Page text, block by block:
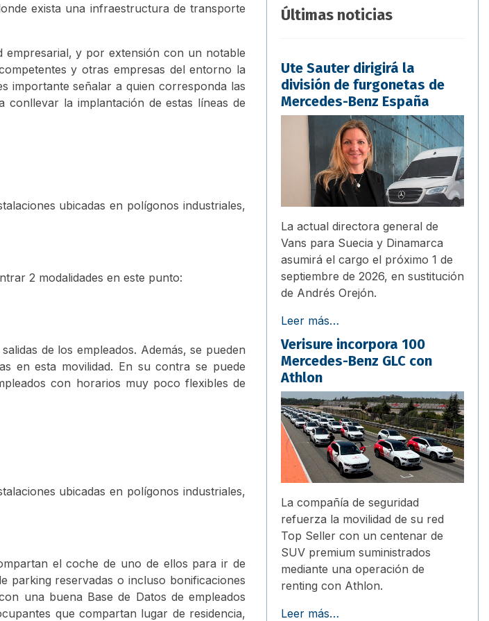
exista una infraestructura de transporte
empresarial, y por extensión con un notable
y otras empresas del entorno la
importante señalar a quien corresponda las
conllevar la implantación de estas líneas de
ubicadas en polígonos industriales,
2 modalidades en este punto:
de los empleados. Además, se pueden
en esta movilidad. En su contra se puede
con horarios muy poco flexibles de
ubicadas en polígonos industriales,
el coche de uno de ellos para ir de
parking reservadas o incluso bonificaciones
una buena Base de Datos de empleados
que compartan lugar de residencia,
Últimas noticias
Ute Sauter dirigirá la
división de furgonetas de
Mercedes-Benz España
La actual directora general de
Vans para Suecia y Dinamarca
asumirá el cargo el próximo 1 de
septiembre de 2026, en sustitución
de Andrés Orejón.
Leer más…
Verisure incorpora 100
Mercedes-Benz GLC con
Athlon
La compañía de seguridad
refuerza la movilidad de su red
Top Seller con un centenar de
SUV premium suministrados
mediante una operación de
renting con Athlon.
Leer más…